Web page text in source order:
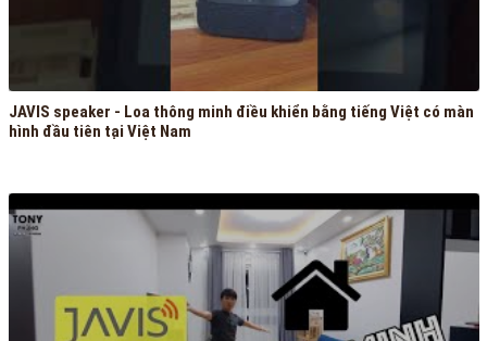
JAVIS speaker - Loa thông minh điều khiển bằng tiếng Việt có màn
hình đầu tiên tại Việt Nam